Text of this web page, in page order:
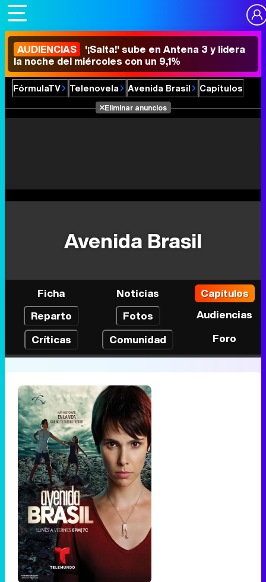
AUDIENCIAS '¡Salta!' sube en Antena 3 y lidera
la noche del miércoles con un 9,1%
FórmulaTV Telenovela Avenida Brasil Capítulos
Eliminar anuncios
Avenida Brasil
Ficha Noticias
Capítulos
Reparto
Fotos
Audiencias
Críticas
Comunidad Foro